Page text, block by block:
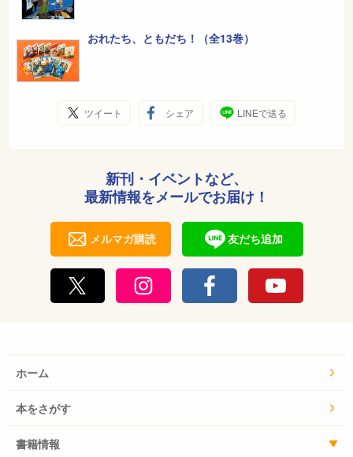
おれたち、ともだち！（全13巻）
ツイート シェア LINEで送る
新刊・イベントなど、
最新情報をメールでお届け！
メルマガ購読 友だち追加
ホーム
本をさがす
書籍情報